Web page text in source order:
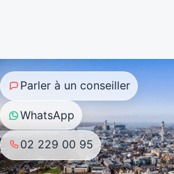
Parler à un conseiller
WhatsApp
02 229 00 95